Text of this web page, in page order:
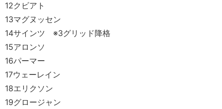
12クビアト
13マグヌッセン
14サインツ ※3グリッド降格
15アロンソ
16パーマー
17ウェーレイン
18エリクソン
19グロージャン